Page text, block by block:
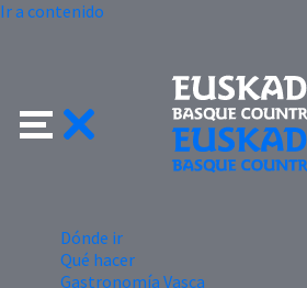
Ir a contenido
Dónde ir
Qué hacer
Gastronomía Vasca